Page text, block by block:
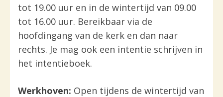
tot 19.00 uur en in de wintertijd van 09.00
tot 16.00 uur. Bereikbaar via de
hoofdingang van de kerk en dan naar
rechts. Je mag ook een intentie schrijven in
het intentieboek.
Werkhoven: Open tijdens de wintertijd van